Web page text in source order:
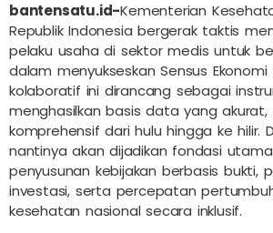
bantensatu.id-Kementerian
Republik Indonesia bergerak taktis
pelaku usaha di sektor medis untuk
dalam menyukseskan Sensus Ekonomi
kolaboratif ini dirancang sebagai
menghasilkan basis data yang akurat,
komprehensif dari hulu hingga ke hilir.
nantinya akan dijadikan fondasi
penyusunan kebijakan berbasis bukti,
investasi, serta percepatan
kesehatan nasional secara inklusif.